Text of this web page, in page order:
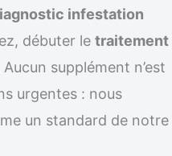
infestation
débuter le traitement
supplément n’est
urgentes : nous
un standard de notre